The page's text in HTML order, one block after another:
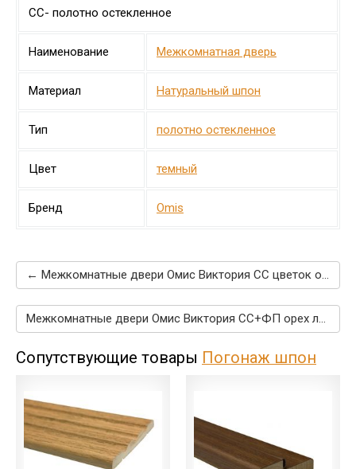
СС- полотно остекленное
Наименование Межкомнатная дверь
Материал Натуральный шпон
Тип полотно остекленное
Цвет темный
Бренд Omis
← Межкомнатные двери Омис Виктория СС цветок орех лесной
Межкомнатные двери Омис Виктория СС+ФП орех лесной →
Сопутствующие товары Погонаж шпон